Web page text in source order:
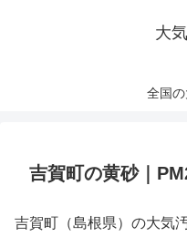
大
全国
吉賀町の黄砂｜
吉賀町（島根県）の大気